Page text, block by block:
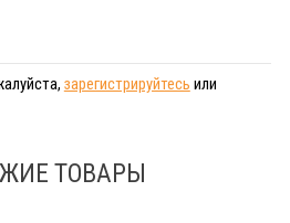
зарегистрируйтесь или
ТОВАРЫ